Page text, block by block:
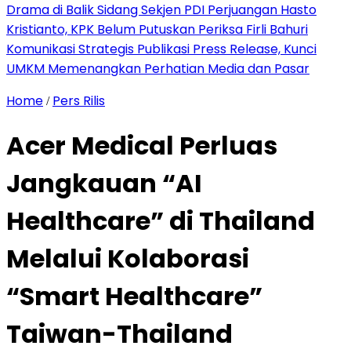
Drama di Balik Sidang Sekjen PDI Perjuangan Hasto
Kristianto, KPK Belum Putuskan Periksa Firli Bahuri
Komunikasi Strategis Publikasi Press Release, Kunci
UMKM Memenangkan Perhatian Media dan Pasar
Home / Pers Rilis
Acer Medical Perluas
Jangkauan “AI
Healthcare” di Thailand
Melalui Kolaborasi
“Smart Healthcare”
Taiwan-Thailand